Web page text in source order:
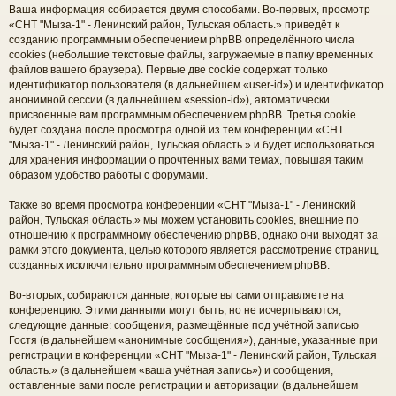
Ваша информация собирается двумя способами. Во-первых, просмотр
«СНТ "Мыза-1" - Ленинский район, Тульская область.» приведёт к
созданию программным обеспечением phpBB определённого числа
cookies (небольшие текстовые файлы, загружаемые в папку временных
файлов вашего браузера). Первые две cookie содержат только
идентификатор пользователя (в дальнейшем «user-id») и идентификатор
анонимной сессии (в дальнейшем «session-id»), автоматически
присвоенные вам программным обеспечением phpBB. Третья cookie
будет создана после просмотра одной из тем конференции «СНТ
"Мыза-1" - Ленинский район, Тульская область.» и будет использоваться
для хранения информации о прочтённых вами темах, повышая таким
образом удобство работы с форумами.
Также во время просмотра конференции «СНТ "Мыза-1" - Ленинский
район, Тульская область.» мы можем установить cookies, внешние по
отношению к программному обеспечению phpBB, однако они выходят за
рамки этого документа, целью которого является рассмотрение страниц,
созданных исключительно программным обеспечением phpBB.
Во-вторых, собираются данные, которые вы сами отправляете на
конференцию. Этими данными могут быть, но не исчерпываются,
следующие данные: сообщения, размещённые под учётной записью
Гостя (в дальнейшем «анонимные сообщения»), данные, указанные при
регистрации в конференции «СНТ "Мыза-1" - Ленинский район, Тульская
область.» (в дальнейшем «ваша учётная запись») и сообщения,
оставленные вами после регистрации и авторизации (в дальнейшем